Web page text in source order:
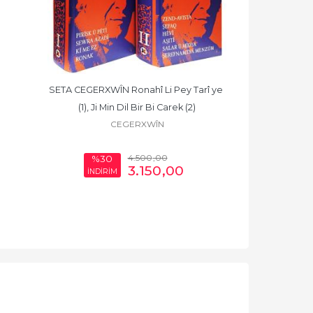
SETA CEGERXWÎN Ronahî Li Pey Tarî ye
(1), Ji Min Dil Bir Bi Carek (2)
CEGERXWÎN
%30
İNDİRİM
4.500,00
3.150,00